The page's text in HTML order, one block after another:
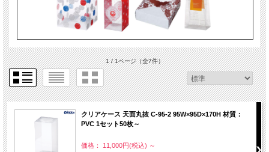
1 / 1ページ（全7件）
クリアケース 天面丸抜 C-95-2 95W×95D×170H 材質：
PVC 1セット50枚～
価格： 11,000円(税込) ～